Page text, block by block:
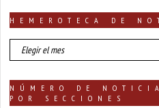
HEMEROTECA DE
HEMEROTECA
DE
NÚMERO DE
POR SECCIONES